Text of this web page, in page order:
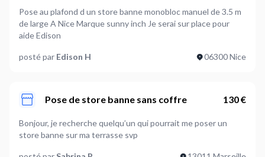
Pose au plafond d un store banne monobloc manuel de 3.5 m
de large A Nice Marque sunny inch Je serai sur place pour
aide Edison
posté par Edison H 06300 Nice
Pose de store banne sans coffre 130 €
Bonjour, je recherche quelqu’un qui pourrait me poser un
store banne sur ma terrasse svp